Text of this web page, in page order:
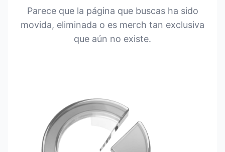
Parece que la página que buscas ha sido
movida, eliminada o es merch tan exclusiva
que aún no existe.